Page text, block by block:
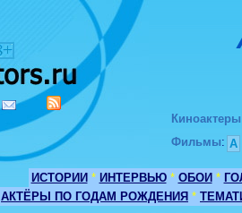
Киноактеры
Фильмы: А
ИСТОРИИ * ИНТЕРВЬЮ * ОБОИ *
АКТЁРЫ ПО ГОДАМ РОЖДЕНИЯ *